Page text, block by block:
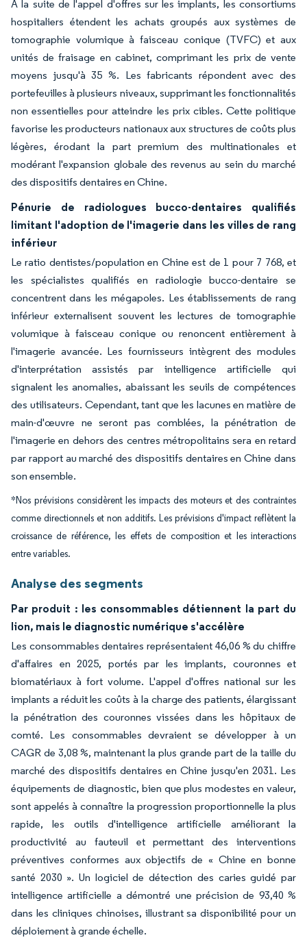
À la suite de l'appel d'offres sur les implants, les consortiums
hospitaliers étendent les achats groupés aux systèmes de
tomographie volumique à faisceau conique (TVFC) et aux
unités de fraisage en cabinet, comprimant les prix de vente
moyens jusqu'à 35 %. Les fabricants répondent avec des
portefeuilles à plusieurs niveaux, supprimant les fonctionnalités
non essentielles pour atteindre les prix cibles. Cette politique
favorise les producteurs nationaux aux structures de coûts plus
légères, érodant la part premium des multinationales et
modérant l'expansion globale des revenus au sein du marché
des dispositifs dentaires en Chine.
Pénurie de radiologues bucco-dentaires qualifiés
limitant l'adoption de l'imagerie dans les villes de rang
inférieur
Le ratio dentistes/population en Chine est de 1 pour 7 768, et
les spécialistes qualifiés en radiologie bucco-dentaire se
concentrent dans les mégapoles. Les établissements de rang
inférieur externalisent souvent les lectures de tomographie
volumique à faisceau conique ou renoncent entièrement à
l'imagerie avancée. Les fournisseurs intègrent des modules
d'interprétation assistés par intelligence artificielle qui
signalent les anomalies, abaissant les seuils de compétences
des utilisateurs. Cependant, tant que les lacunes en matière de
main-d'œuvre ne seront pas comblées, la pénétration de
l'imagerie en dehors des centres métropolitains sera en retard
par rapport au marché des dispositifs dentaires en Chine dans
son ensemble.
*Nos prévisions considèrent les impacts des moteurs et des contraintes
comme directionnels et non additifs. Les prévisions d'impact reflètent la
croissance de référence, les effets de composition et les interactions
entre variables.
Analyse des segments
Par produit : les consommables détiennent la part du
lion, mais le diagnostic numérique s'accélère
Les consommables dentaires représentaient 46,06 % du chiffre
d'affaires en 2025, portés par les implants, couronnes et
biomatériaux à fort volume. L'appel d'offres national sur les
implants a réduit les coûts à la charge des patients, élargissant
la pénétration des couronnes vissées dans les hôpitaux de
comté. Les consommables devraient se développer à un
CAGR de 3,08 %, maintenant la plus grande part de la taille du
marché des dispositifs dentaires en Chine jusqu'en 2031. Les
équipements de diagnostic, bien que plus modestes en valeur,
sont appelés à connaître la progression proportionnelle la plus
rapide, les outils d'intelligence artificielle améliorant la
productivité au fauteuil et permettant des interventions
préventives conformes aux objectifs de « Chine en bonne
santé 2030 ». Un logiciel de détection des caries guidé par
intelligence artificielle a démontré une précision de 93,40 %
dans les cliniques chinoises, illustrant sa disponibilité pour un
déploiement à grande échelle.